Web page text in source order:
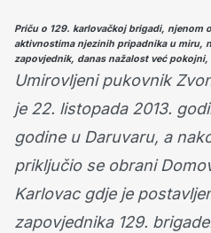
Priču o 129. karlovačkoj brigadi, njenom
aktivnostima njezinih pripadnika u miru,
zapovjednik, danas nažalost već
Umirovljeni pukovnik
je 22. listopada 2013.
godine u Daruvaru, a
priključio se obrani
Karlovac gdje je
zapovjednika 129.